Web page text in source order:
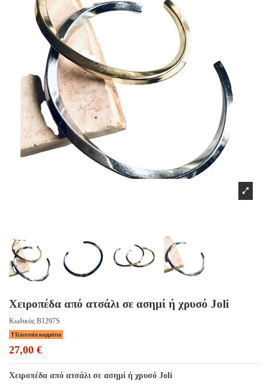
Χειροπέδα από ατσάλι σε ασημί ή χρυσό Joli
Κωδικός B1297S
Τελευταία κομμάτια
27,00 €
Χειροπέδα από ατσάλι σε ασημί ή χρυσό Joli